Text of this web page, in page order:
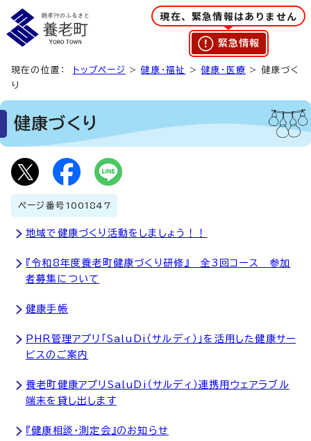
現在、緊急情報はありません
緊急情報
現在の位置： トップページ >健康・福祉 >健康・医療 > 健康づく
り
健康づくり
ページ番号 1001847
地域で健康づくり活動をしましょう！！
『令和8年度養老町健康づくり研修』 全3回コース 参加
者募集について
健康手帳
PHR管理アプリ「SaluDi（サルディ）」を活用した健康サー
ビスのご案内
養老町健康アプリSaluDi（サルディ）連携用ウェアラブル
端末を貸し出します
『健康相談・測定会』のお知らせ